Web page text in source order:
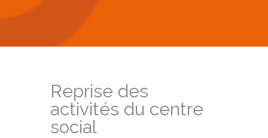
Reprise des
activités du centre
social